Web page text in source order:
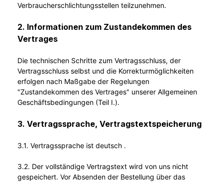
Verbraucherschlichtungsstellen teilzunehmen.
2. Informationen zum Zustandekommen des
Vertrages
Die technischen Schritte zum Vertragsschluss, der
Vertragsschluss selbst und die Korrekturmöglichkeiten
erfolgen nach Maßgabe der Regelungen
"Zustandekommen des Vertrages" unserer Allgemeinen
Geschäftsbedingungen (Teil I.).
3. Vertragssprache, Vertragstextspeicherung
3.1. Vertragssprache ist deutsch .
3.2. Der vollständige Vertragstext wird von uns nicht
gespeichert. Vor Absenden der Bestellung über das